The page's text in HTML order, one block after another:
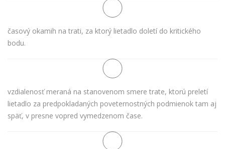
časový okamih na trati, za ktorý lietadlo doletí do kritického
bodu.
vzdialenosť meraná na stanovenom smere trate, ktorú preletí
lietadlo za predpokladaných poveternostných podmienok tam aj
späť, v presne vopred vymedzenom čase.